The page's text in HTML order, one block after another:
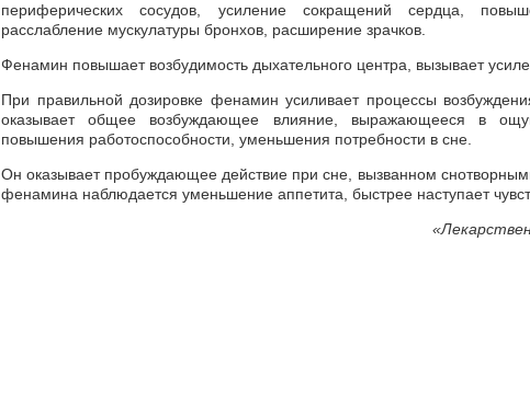
периферических сосудов, усиление сокращений сердца,
расслабление мускулатуры бронхов, расширение зрачков.
Фенамин повышает возбудимость дыхательного центра, вызывает
При правильной дозировке фенамин усиливает процессы
оказывает общее возбуждающее влияние, выражающееся в
повышения работоспособности, уменьшения потребности в сне.
Он оказывает пробуждающее действие при сне, вызванном
фенамина наблюдается уменьшение аппетита, быстрее наступает
«